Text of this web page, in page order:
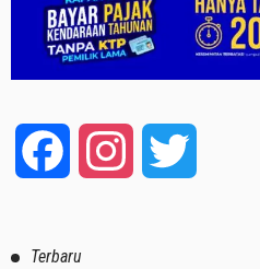
Facebook Instagram
Terbaru